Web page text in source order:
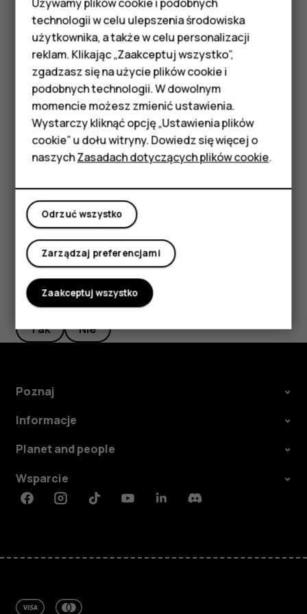
Smartfony
Telefony z funkcjami
podstawowymi
Akcesoria
HMD Terra M
Tablety
Moje konto
Aby odblokować telefon, wystarczy włączyć ekran i
spojrzeć w kamerę.
Jeśli wystąpi błąd funkcji rozpoznawania twarzy i nie
będzie można użyć alternatywnej metody logowania, by
odzyskać lub zresetować telefon, trzeba oddać go do
serwisu. Za odblokowanie może zostać naliczona
dodatkowa opłata. Odblokowanie może również
spowodować usunięcie wszystkich osobistych danych
zapisanych w telefonie. Aby uzyskać więcej informacji,
sprzedawcą telefonu.
Czy te informacje były pomocne?
Tak Nie
Poznaj
Informacje
Planet and people
Wsparcie
FacebookInstagramTiktokYoutubeLinkedinDiscord
technologii w celu ulepszenia środowiska
użytkownika, a także w celu personalizacji
reklam. Klikając „Zaakceptuj wszystko”,
zgadzasz się na użycie plików cookie i
podobnych technologii. W dowolnym
momencie możesz zmienić ustawienia.
Wystarczy kliknąć opcję „Ustawienia plików
cookie” u dołu witryny. Dowiedz się więcej o
naszychZasadach dotyczących plików cookie.
Odrzuć wszystko
Zarządzaj preferencjami
Zaakceptuj wszystko